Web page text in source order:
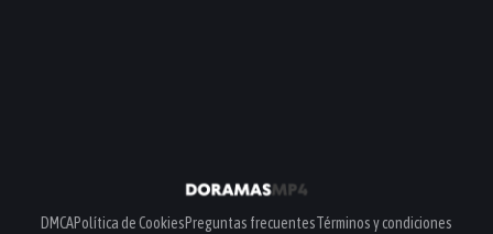
DMCAPolítica de CookiesPreguntas frecuentesTérminos y condiciones